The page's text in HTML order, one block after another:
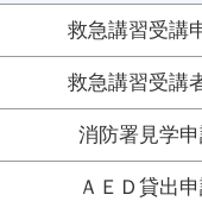
救急講習受講
救急講習受講
消防署見学
ＡＥＤ貸出